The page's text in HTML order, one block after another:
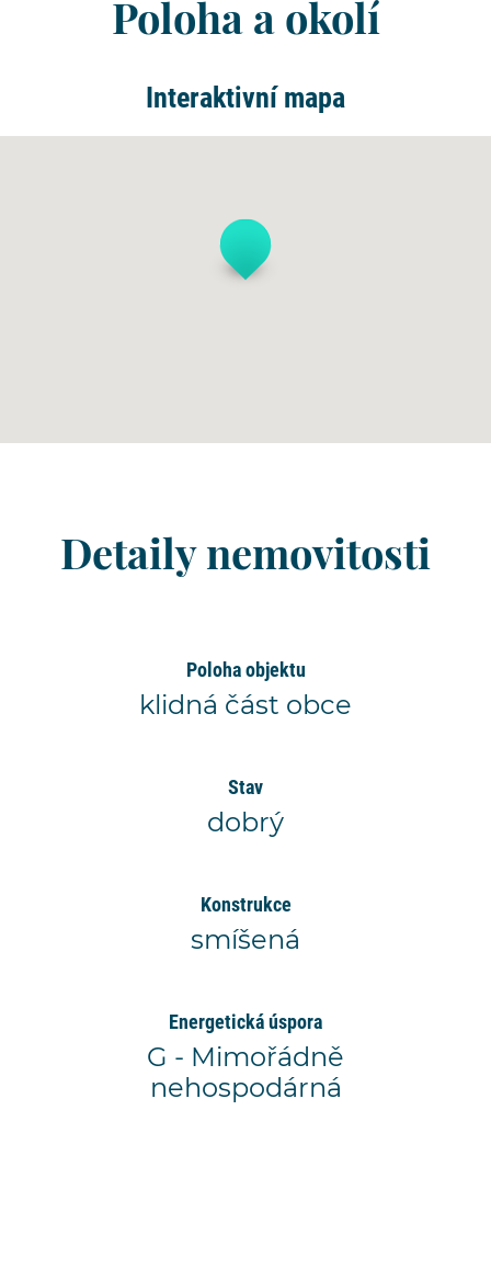
Poloha a okolí
Interaktivní mapa
Detaily nemovitosti
Poloha objektu
klidná část obce
Stav
dobrý
Konstrukce
smíšená
Energetická úspora
G - Mimořádně
nehospodárná